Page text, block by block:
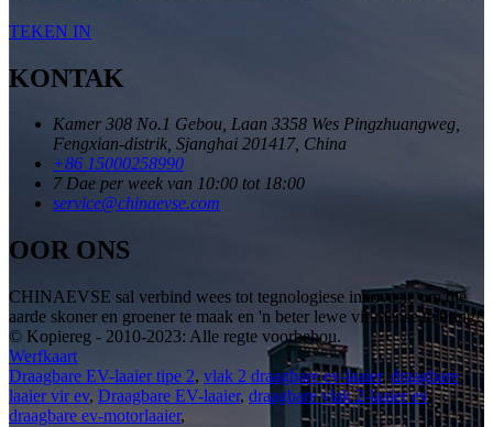
TEKEN IN
KONTAK
Kamer 308 No.1 Gebou, Laan 3358 Wes Pingzhuangweg,
Fengxian-distrik, Sjanghai 201417, China
+86 15000258990
7 Dae per week van 10:00 tot 18:00
service@chinaevse.com
OOR ONS
CHINAEVSE sal verbind wees tot tegnologiese innovasie om die
aarde skoner en groener te maak en 'n beter lewe vir mense te bring!
© Kopiereg - 2010-2023: Alle regte voorbehou.
Werfkaart
Draagbare EV-laaier tipe 2, vlak 2 draagbare ev-laaier,draagbare
laaier vir ev, Draagbare EV-laaier, draagbare vlak 2-laaier ev,
draagbare ev-motorlaaier,